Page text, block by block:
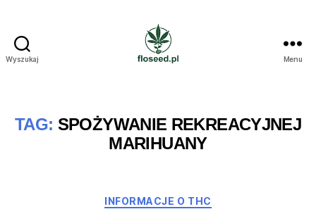
Wyszukaj Menu
TAG: SPOŻYWANIE REKREACYJNEJ
MARIHUANY
Kategorie
INFORMACJE O THC